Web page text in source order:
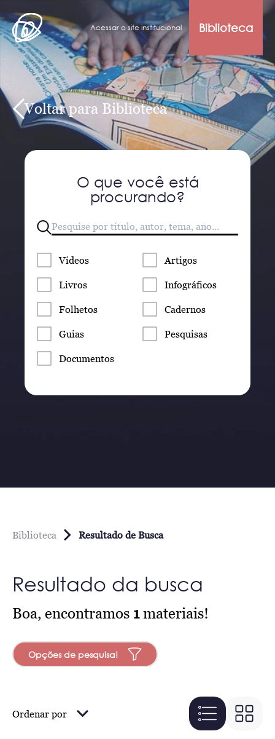
Acessar o site institucional Biblioteca
Voltar para Biblioteca
O que você está
procurando?
Vídeos Artigos
Livros Infográficos
Folhetos Cadernos
Guias Pesquisas
Documentos
Biblioteca Resultado de Busca
Resultado da busca
Boa, encontramos 1materiais!
Opções de pesquisa!
Ordenar por